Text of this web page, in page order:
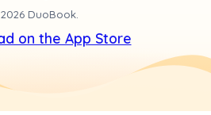
2026DuoBook.